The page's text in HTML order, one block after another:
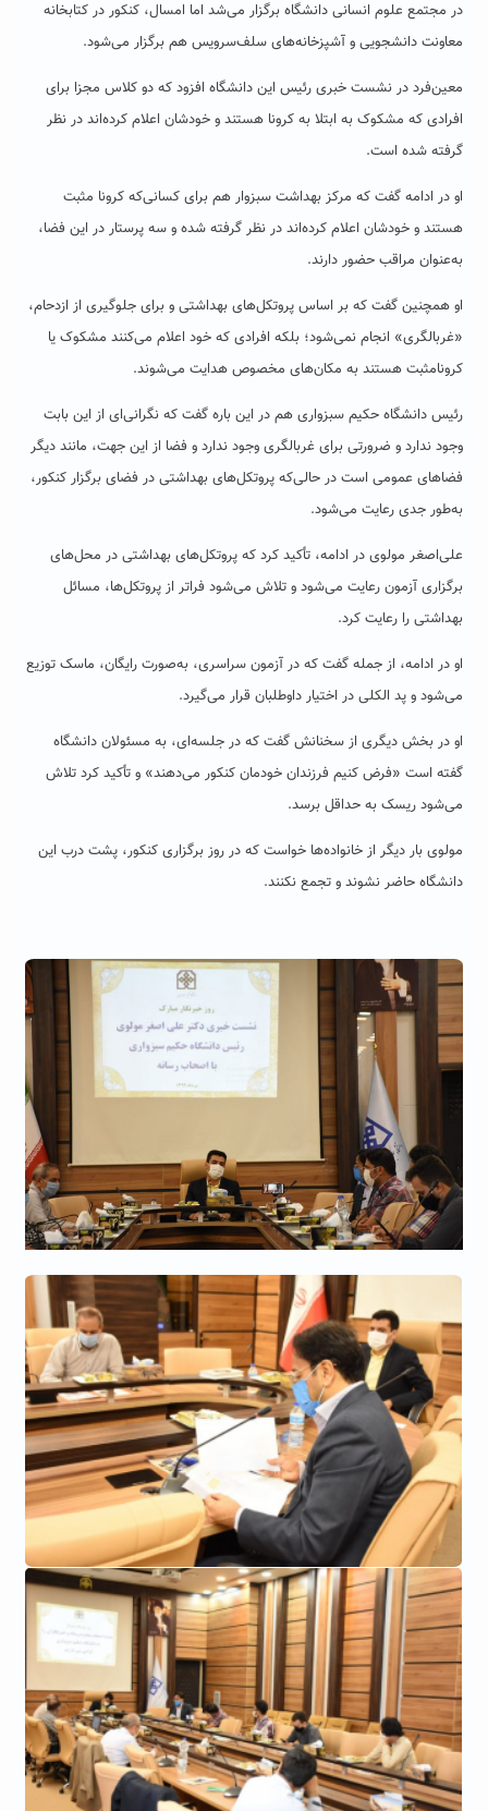
در مجتمع علوم انسانی دانشگاه برگزار می‌شد اما امسال، کنکور در کتابخانه
معاونت دانشجویی و آشپزخانه‌های سلف‌سرویس هم برگزار می‌شود.
معین‌فرد در نشست خبری رئیس این دانشگاه افزود که دو کلاس مجزا برای
افرادی که مشکوک به ابتلا به کرونا هستند و خودشان اعلام کرده‌اند در نظر
گرفته شده است.
او در ادامه گفت که مرکز بهداشت سبزوار هم برای کسانی‌که کرونا مثبت
هستند و خودشان اعلام کرده‌اند در نظر گرفته شده و سه پرستار در این فضا،
به‌عنوان مراقب حضور دارند.
او همچنین گفت که بر اساس پروتکل‌های بهداشتی و برای جلوگیری از ازدحام،
«غربالگری‌» انجام نمی‌شود؛ بلکه افرادی که خود اعلام می‌کنند مشکوک یا
کرونامثبت هستند به مکان‌های مخصوص هدایت می‌شوند.
رئیس دانشگاه حکیم سبزواری هم در این باره گفت که نگرانی‌‌ای از این بابت
وجود ندارد و ضرورتی برای غربالگری وجود ندارد و فضا از این جهت، مانند دیگر
فضاهای عمومی است در حالی‌که پروتکل‌های بهداشتی در فضای برگزار کنکور،
به‌طور جدی رعایت می‌شود.
علی‌‌اصغر مولوی در ادامه، تأکید کرد که پروتکل‌های بهداشتی در محل‌های
برگزاری آزمون رعایت می‌شود و تلاش می‌شود فراتر از پروتکل‌ها، مسائل
بهداشتی را رعایت کرد.
او در ادامه، از جمله گفت که در آزمون سراسری، به‌صورت رایگان، ماسک توزیع
می‌شود و پد الکلی در اختیار داوطلبان قرار می‌گیرد.
او در بخش دیگری از سخنانش گفت که در جلسه‌ای، به مسئولان دانشگاه
گفته است «فرض کنیم فرزندان خودمان کنکور می‌دهند» و تأکید کرد تلاش
می‌شود ریسک به حداقل برسد.
مولوی بار دیگر از خانواده‌ها خواست که در روز برگزاری کنکور، پشت درب این
دانشگاه حاضر نشوند و تجمع نکنند.